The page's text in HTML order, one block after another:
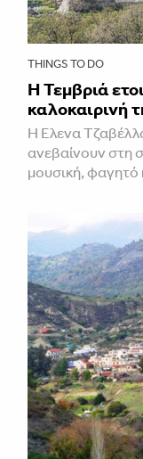
THINGS TO DO
Η Τεμβριά
καλοκαιρινή
Η Έλενα
ανεβαίνουν στη
μουσική, φαγητό